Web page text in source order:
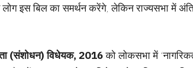
इस बिल का समर्थन करेंगे, लेकिन राज्यसभा में
(संशोधन) विधेयक, 2016को लोकसभा में